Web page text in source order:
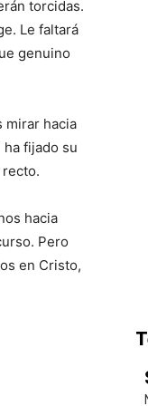
torcidas.
Le faltará
genuino
mirar hacia
fijado su
hacia
Pero
en Cristo,